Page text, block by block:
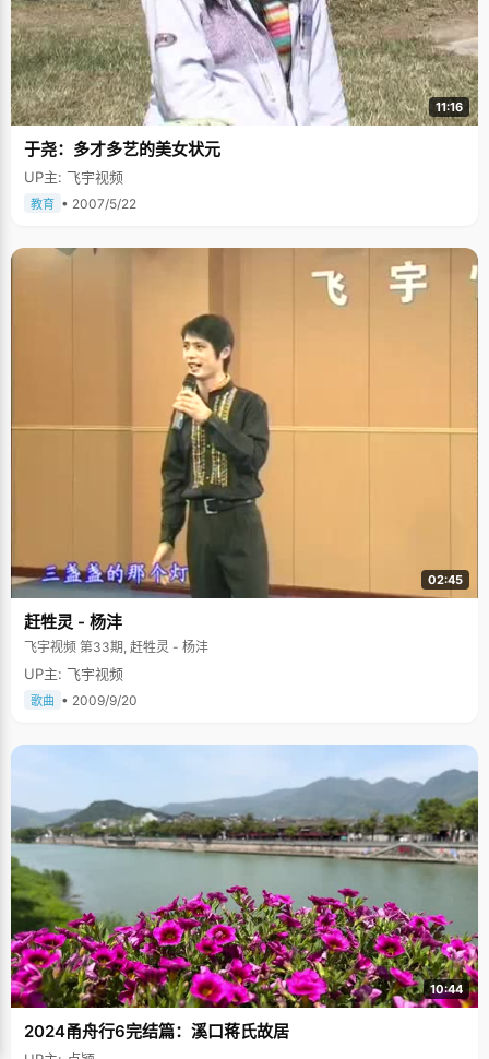
11:16
于尧：多才多艺的美女状元
UP主: 飞宇视频
教育 • 2007/5/22
02:45
赶牲灵 - 杨沣
飞宇视频 第33期, 赶牲灵 - 杨沣
UP主: 飞宇视频
歌曲 • 2009/9/20
10:44
2024甬舟行6完结篇：溪口蒋氏故居